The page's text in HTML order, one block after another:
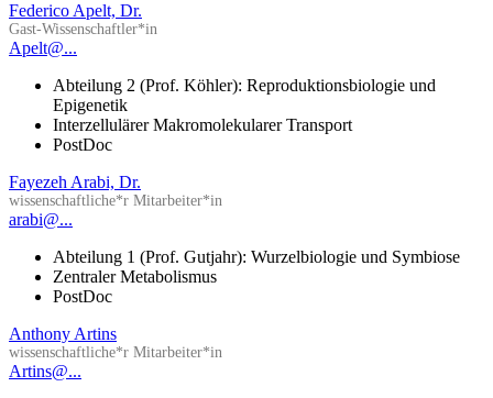
Federico Apelt, Dr.
Gast-Wissenschaftler*in
Apelt@...
Abteilung 2 (Prof. Köhler): Reproduktionsbiologie und
Epigenetik
Interzellulärer Makromolekularer Transport
PostDoc
Fayezeh Arabi, Dr.
wissenschaftliche*r Mitarbeiter*in
arabi@...
Abteilung 1 (Prof. Gutjahr): Wurzelbiologie und Symbiose
Zentraler Metabolismus
PostDoc
Anthony Artins
wissenschaftliche*r Mitarbeiter*in
Artins@...